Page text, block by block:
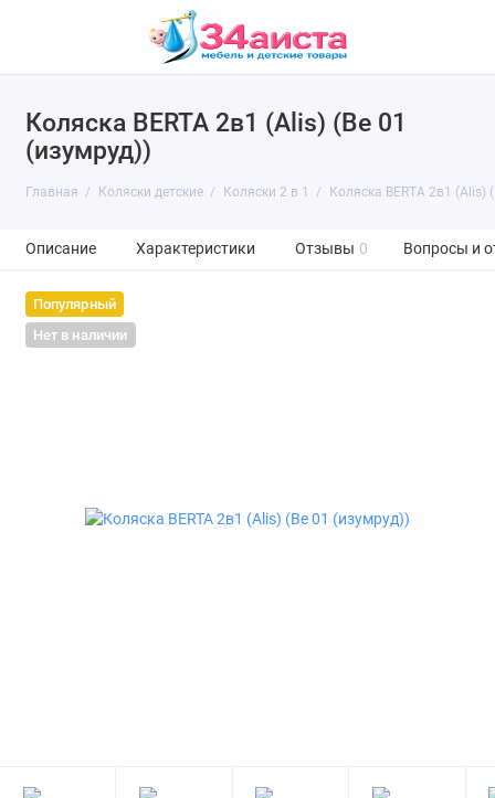
Коляска BERTA 2в1 (Alis) (Be 01
(изумруд))
Главная Коляски детские Коляски 2 в 1 Коляска BERTA 2в1 (Alis)
Описание Характеристики Отзывы 0 Вопросы и
Популярный
Нет в наличии